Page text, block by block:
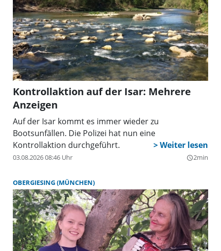
Kontrollaktion auf der Isar: Mehrere
Anzeigen
Auf der Isar kommt es immer wieder zu
Bootsunfällen. Die Polizei hat nun eine
Kontrollaktion durchgeführt.
03.08.2026 08:46 Uhr query_builder2min
OBERGIESING (MÜNCHEN)